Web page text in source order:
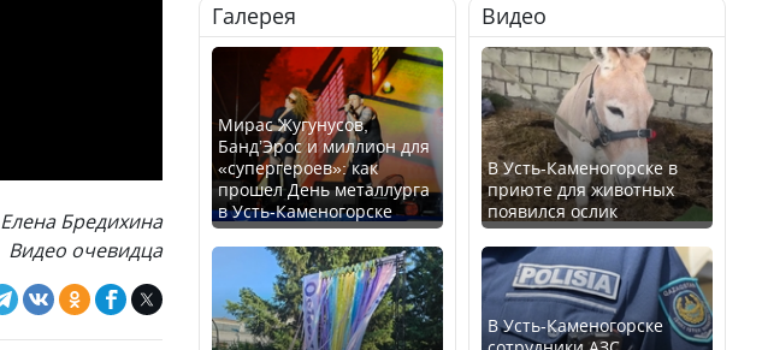
Елена Бредихина
Видео очевидца
Қазақстан Орталық Азия
елдері арасында әл-ауқат
индексінде көш бастады
Казахстан возглавил
рейтинг благополучия
среди стран Центральной
Азии
В РФ вынесен заочный
приговор по уголовному
делу об убийстве Игоря
Талькова
В России введены
дополнительные
ограничения для
казахстанских прав
Галерея
Мирас Жугунусов,
Банд’Эрос и миллион для
«супергероев»: как
прошел День металлурга
в Усть-Каменогорске
Видео
В Усть-Каменогорске в
приюте для животных
появился ослик
В Усть-Каменогорске